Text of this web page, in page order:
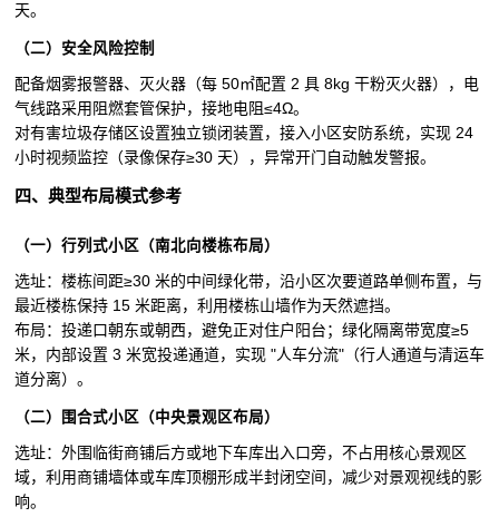
天。
（二）安全风险控制
配备烟雾报警器、灭火器（每 50㎡配置 2 具 8kg 干粉灭火器），电
气线路采用阻燃套管保护，接地电阻≤4Ω。
对有害垃圾存储区设置独立锁闭装置，接入小区安防系统，实现 24
小时视频监控（录像保存≥30 天），异常开门自动触发警报。
四、典型布局模式参考
（一）行列式小区（南北向楼栋布局）
选址：楼栋间距≥30 米的中间绿化带，沿小区次要道路单侧布置，与
最近楼栋保持 15 米距离，利用楼栋山墙作为天然遮挡。
布局：投递口朝东或朝西，避免正对住户阳台；绿化隔离带宽度≥5
米，内部设置 3 米宽投递通道，实现 "人车分流"（行人通道与清运车
道分离）。
（二）围合式小区（中央景观区布局）
选址：外围临街商铺后方或地下车库出入口旁，不占用核心景观区
域，利用商铺墙体或车库顶棚形成半封闭空间，减少对景观视线的影
响。